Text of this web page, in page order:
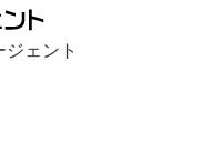
ェント